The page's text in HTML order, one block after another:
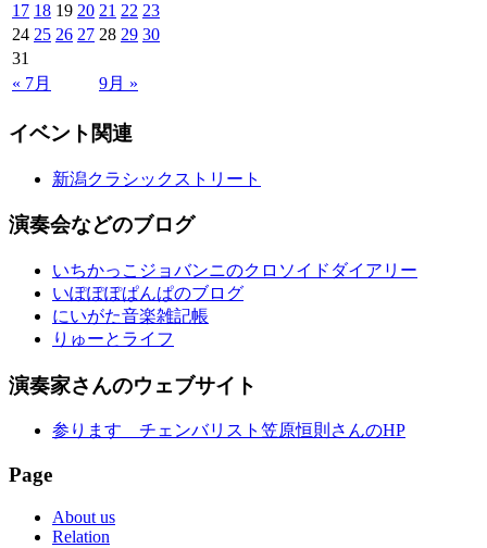
« 7月 9月 »
17 18 19 20 21 22 23
24 25 26 27 28 29 30
31
イベント関連
新潟クラシックストリート
演奏会などのブログ
いちかっこジョバンニのクロソイドダイアリー
いぽぽぽぱんぱのブログ
にいがた音楽雑記帳
りゅーとライフ
演奏家さんのウェブサイト
参ります チェンバリスト笠原恒則さんのHP
Page
About us
Relation